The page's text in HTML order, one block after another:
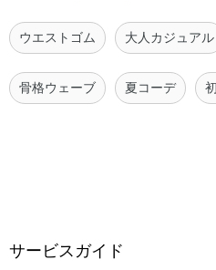
ウエストゴム 大人カジュアル
骨格ウェーブ 夏コーデ
サービスガイド